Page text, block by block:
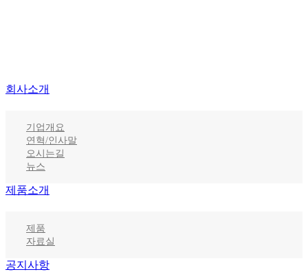
회사소개
기업개요
연혁/인사말
오시는길
뉴스
제품소개
제품
자료실
공지사항